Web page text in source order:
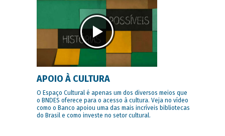
APOIO À CULTURA
O Espaço Cultural é apenas um dos diversos meios que
o BNDES oferece para o acesso à cultura. Veja no vídeo
como o Banco apoiou uma das mais incríveis bibliotecas
do Brasil e como investe no setor cultural.